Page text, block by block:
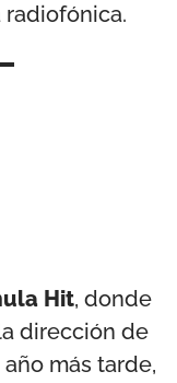
Hit, donde
dirección de
más tarde,